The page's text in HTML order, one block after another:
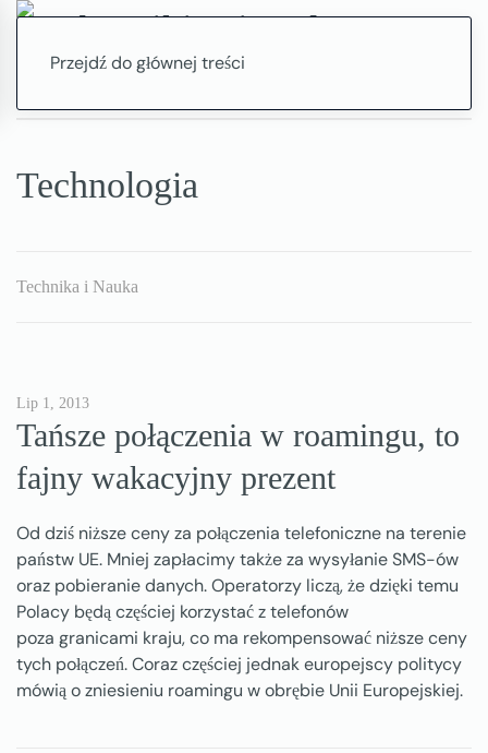
Przejdź do głównej treści
Technologia
Technika i Nauka
Lip 1, 2013
Tańsze połączenia w roamingu, to
fajny wakacyjny prezent
Od dziś niższe ceny za połączenia telefoniczne na terenie
państw UE. Mniej zapłacimy także za wysyłanie SMS-ów
oraz pobieranie danych. Operatorzy liczą, że dzięki temu
Polacy będą częściej korzystać z telefonów
poza granicami kraju, co ma rekompensować niższe ceny
tych połączeń. Coraz częściej jednak europejscy politycy
mówią o zniesieniu roamingu w obrębie Unii Europejskiej.